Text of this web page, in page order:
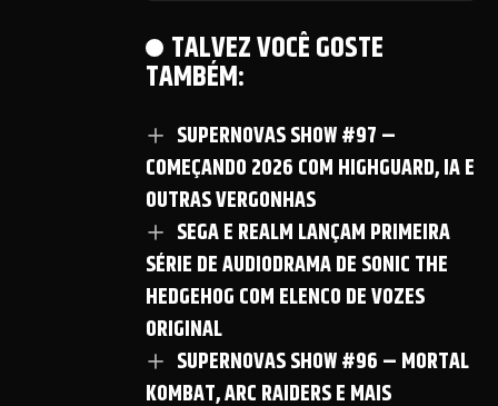
TALVEZ VOCÊ GOSTE
TAMBÉM:
SUPERNOVAS SHOW #97 –
COMEÇANDO 2026 COM HIGHGUARD, IA E
OUTRAS VERGONHAS
SEGA E REALM LANÇAM PRIMEIRA
SÉRIE DE AUDIODRAMA DE SONIC THE
HEDGEHOG COM ELENCO DE VOZES
ORIGINAL
SUPERNOVAS SHOW #96 – MORTAL
KOMBAT, ARC RAIDERS E MAIS